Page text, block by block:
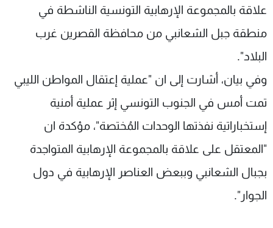
علاقة بالمجموعة الإرهابية التونسية الناشطة في
منطقة جبل الشعانبي من محافظة القصرين غرب
البلاد".
وفي بيان، أشارت إلى ان "عملية إعتقال المواطن الليبي
تمت أمس في الجنوب التونسي إثر عملية أمنية
إستخباراتية نفذتها الوحدات المُختصة"، مؤكدة ان
"المعتقل على علاقة بالمجموعة الإرهابية المتواجدة
بجبال الشعانبي وببعض العناصر الإرهابية في دول
الجوار".
الإنـتـاج
تواصل معنا
شروط الإسـتخدام
سياسة الخصوصية